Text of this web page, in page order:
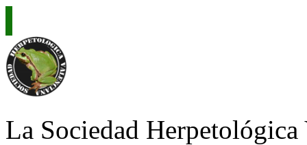
La Sociedad Herpetológica